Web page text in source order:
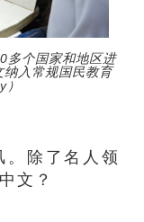
多个国家和地区进
入常规国民教育
除了名人领
文？